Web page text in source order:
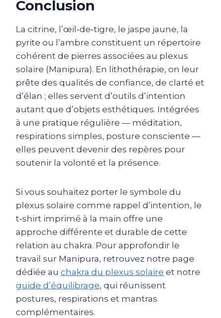
Conclusion
La citrine, l’œil‑de‑tigre, le jaspe jaune, la
pyrite ou l’ambre constituent un répertoire
cohérent de pierres associées au plexus
solaire (Manipura). En lithothérapie, on leur
prête des qualités de confiance, de clarté et
d’élan ; elles servent d’outils d’intention
autant que d’objets esthétiques. Intégrées
à une pratique régulière — méditation,
respirations simples, posture consciente —
elles peuvent devenir des repères pour
soutenir la volonté et la présence.
Si vous souhaitez porter le symbole du
plexus solaire comme rappel d’intention, le
t‑shirt imprimé à la main offre une
approche différente et durable de cette
relation au chakra. Pour approfondir le
travail sur Manipura, retrouvez notre page
dédiée au chakra du plexus solaire et notre
guide d’équilibrage, qui réunissent
postures, respirations et mantras
complémentaires.